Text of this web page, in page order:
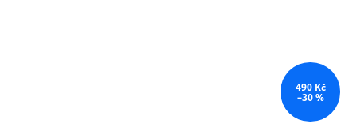
490 Kč
–30 %